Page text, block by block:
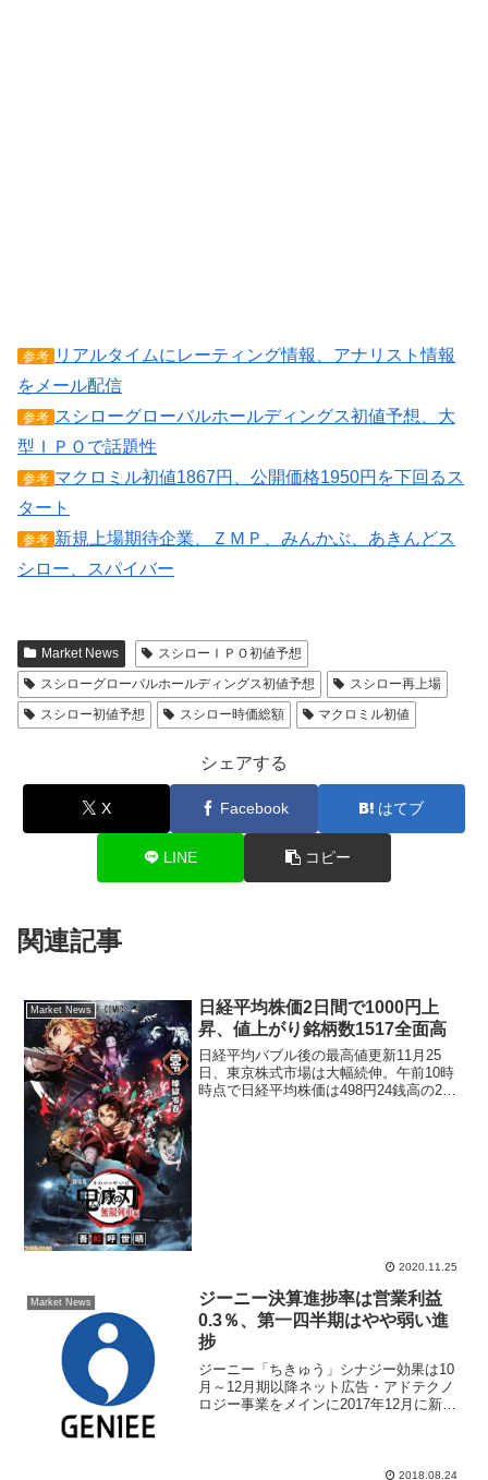
参考 リアルタイムにレーティング情報、アナリスト情報
をメール配信
参考 スシローグローバルホールディングス初値予想、大
型ＩＰＯで話題性
参考 マクロミル初値1867円、公開価格1950円を下回るス
タート
参考 新規上場期待企業、ＺＭＰ、みんかぶ、あきんどス
シロー、スパイバー
Market News
スシローＩＰＯ初値予想
スシローグローバルホールディングス初値予想
スシロー再上場
スシロー初値予想
スシロー時価総額 マクロミル初値
シェアする
X Facebook はてブ
LINE コピー
関連記事
Market News
日経平均株価2日間で1000円上
昇、値上がり銘柄数1517全面高
日経平均バブル後の最高値更新11月25
日、東京株式市場は大幅続伸。午前10時
時点で日経平均株価は498円24銭高の2万
2020.11.25
Market News
ジーニー決算進捗率は営業利益
0.3％、第一四半期はやや弱い進
捗
ジーニー「ちきゅう」シナジー効果は10
月～12月期以降ネット広告・アドテクノ
ロジー事業をメインに2017年12月に新規
2018.08.24